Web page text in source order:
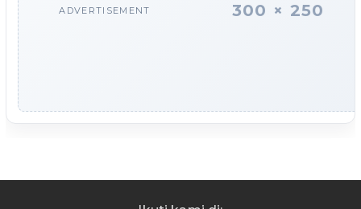
ADVERTISEMENT 300 × 250